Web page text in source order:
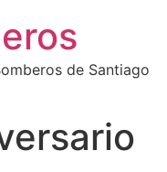
de Santiago